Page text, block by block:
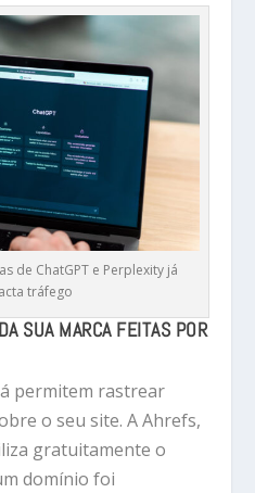
de ChatGPT e Perplexity já
tráfego
SUA MARCA FEITAS POR
permitem rastrear
o seu site. A Ahrefs,
gratuitamente o
domínio foi